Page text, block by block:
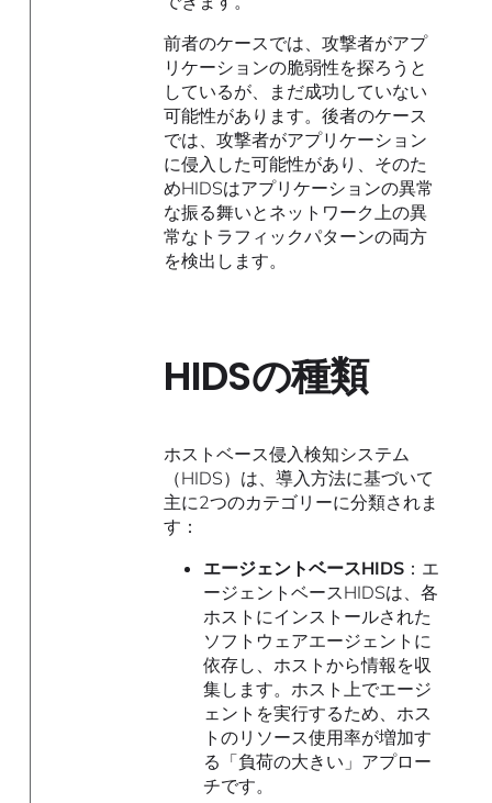
前者のケースでは、攻撃者がアプ
リケーションの脆弱性を探ろうと
しているが、まだ成功していない
可能性があります。後者のケース
では、攻撃者がアプリケーション
に侵入した可能性があり、そのた
めHIDSはアプリケーションの異常
な振る舞いとネットワーク上の異
常なトラフィックパターンの両方
を検出します。
HIDSの種類
ホストベース侵入検知システム
（HIDS）は、導入方法に基づいて
主に2つのカテゴリーに分類されま
す：
エージェントベースHIDS：エ
ージェントベースHIDSは、各
ホストにインストールされた
ソフトウェアエージェントに
依存し、ホストから情報を収
集します。ホスト上でエージ
ェントを実行するため、ホス
トのリソース使用率が増加す
る「負荷の大きい」アプロー
チです。